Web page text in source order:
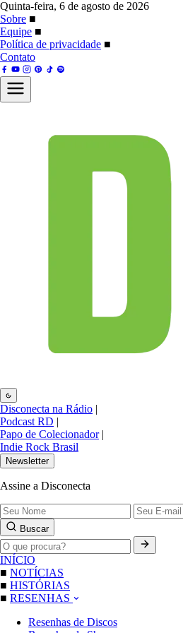
Quinta-feira, 6 de agosto de 2026
Sobre ■
Equipe ■
Política de privacidade ■
Contato
Disconecta na Rádio |
Podcast RD |
Papo de Colecionador |
Indie Rock Brasil
Newsletter
Assine a Disconecta
Buscar
INÍCIO
■ NOTÍCIAS
■ HISTÓRIAS
■ RESENHAS
Resenhas de Discos